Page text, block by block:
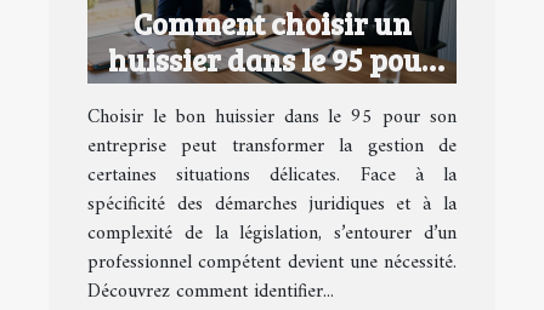
Comment choisir un
huissier dans le 95 pour
votre entreprise ?
Choisir le bon huissier dans le 95 pour son
entreprise peut transformer la gestion de
certaines situations délicates. Face à la
spécificité des démarches juridiques et à la
complexité de la législation, s’entourer d’un
professionnel compétent devient une nécessité.
Découvrez comment identifier...